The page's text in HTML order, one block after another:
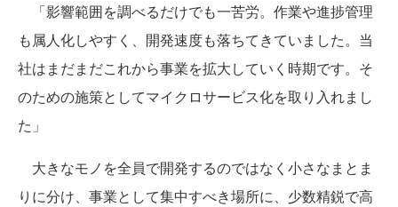
「影響範囲を調べるだけでも一苦労。作業や進捗管理
も属人化しやすく、開発速度も落ちてきていました。当
社はまだまだこれから事業を拡大していく時期です。そ
のための施策としてマイクロサービス化を取り入れまし
た」
大きなモノを全員で開発するのではなく小さなまとま
りに分け、事業として集中すべき場所に、少数精鋭で高